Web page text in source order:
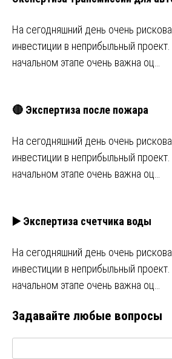
На сегодняшний день очень
инвестиции в неприбыльный
начальном этапе очень важна оц…
🔴 Экспертиза после пожара
На сегодняшний день очень
инвестиции в неприбыльный
начальном этапе очень важна оц…
▶️ Экспертиза счетчика воды
На сегодняшний день очень
инвестиции в неприбыльный
начальном этапе очень важна оц…
Задавайте любые вопросы